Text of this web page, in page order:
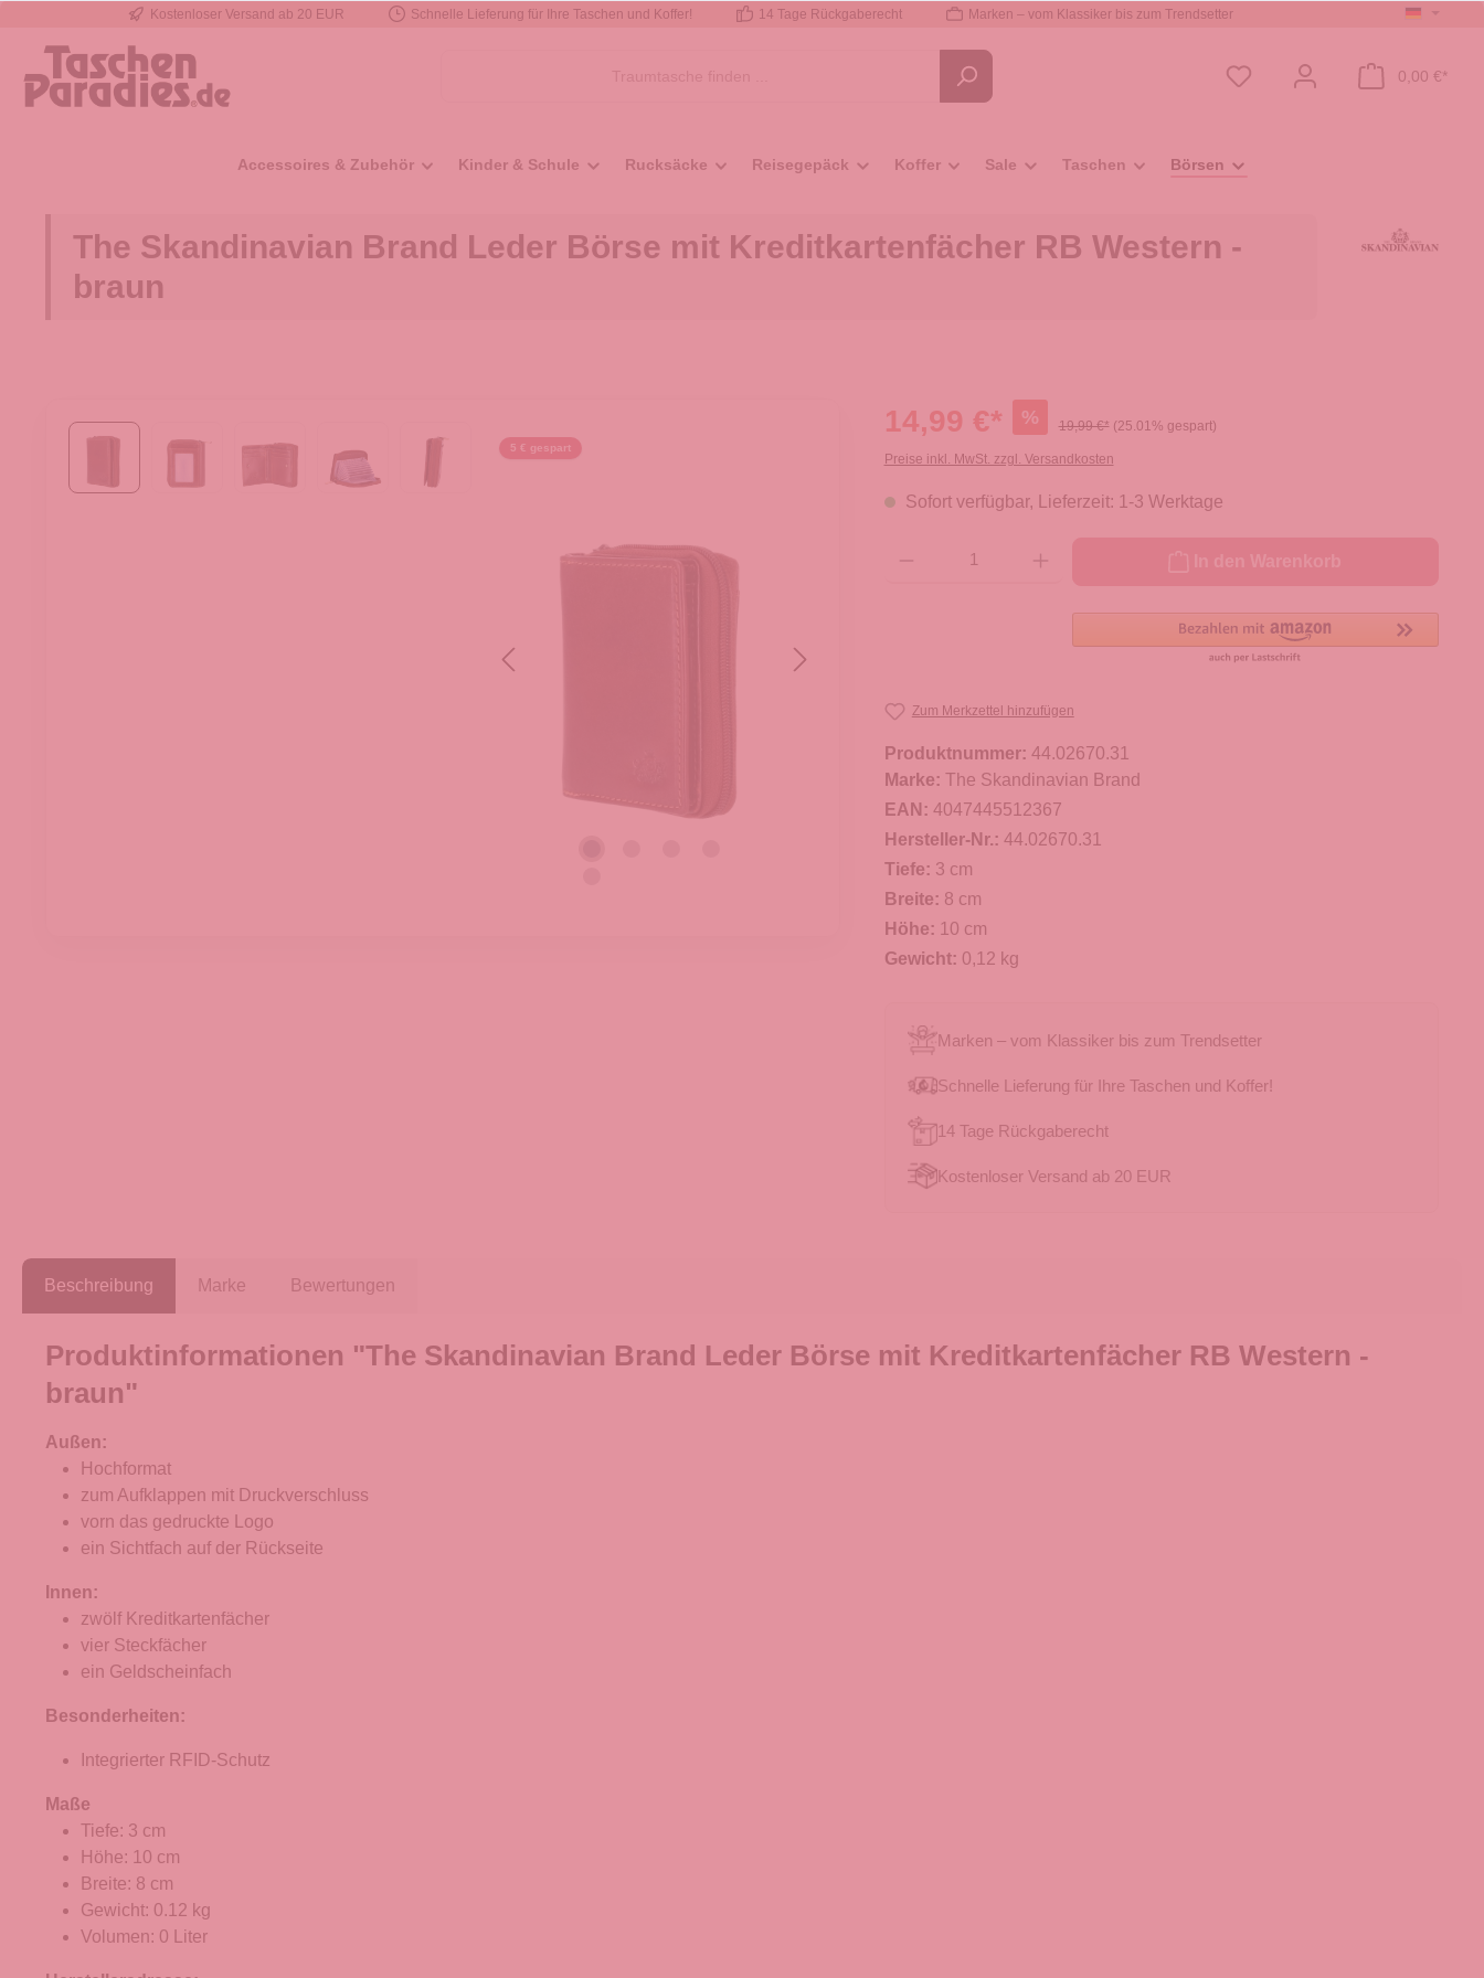
Zur Hauptnavigation springen
Kostenloser Versand ab 20 EUR Schnelle Lieferung für Ihre Taschen und Koffer! 14 Tage Rückgaberecht Marken – vom Klassiker bis zum Trendsetter
0,00 €*
Accessoires & Zubehör Kinder & Schule Rucksäcke Reisegepäck Koffer Sale Taschen Börsen
The Skandinavian Brand Leder Börse mit Kreditkartenfächer RB Western -
braun
5 € gespart
14,99 €* % 19,99 €* (25.01% gespart)
Preise inkl. MwSt. zzgl. Versandkosten
Sofort verfügbar, Lieferzeit: 1-3 Werktage
Zum Merkzettel hinzufügen
Produktnummer: 44.02670.31
Marke: The Skandinavian Brand
EAN: 4047445512367
Hersteller-Nr.: 44.02670.31
Tiefe: 3 cm
Breite: 8 cm
Höhe: 10 cm
Gewicht: 0,12 kg
Marken – vom Klassiker bis zum Trendsetter
Schnelle Lieferung für Ihre Taschen und Koffer!
14 Tage Rückgaberecht
Kostenloser Versand ab 20 EUR
Beschreibung Marke Bewertungen
Produktinformationen "The Skandinavian Brand Leder Börse mit Kreditkartenfächer RB Western -
braun"
Außen:
Hochformat
zum Aufklappen mit Druckverschluss
vorn das gedruckte Logo
ein Sichtfach auf der Rückseite
Innen:
zwölf Kreditkartenfächer
vier Steckfächer
ein Geldscheinfach
Besonderheiten:
Integrierter RFID-Schutz
Maße
Tiefe: 3 cm
Höhe: 10 cm
Breite: 8 cm
Gewicht: 0.12 kg
Volumen: 0 Liter